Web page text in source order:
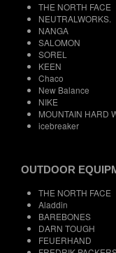
THE NORTH FACE
NEUTRALWORKS.
NANGA
SALOMON
SOREL
KEEN
Chaco
New Balance
NIKE
MOUNTAIN HARD
icebreaker
OUTDOOR
THE NORTH FACE
Aladdin
BAREBONES
DARN TOUGH
FEUERHAND